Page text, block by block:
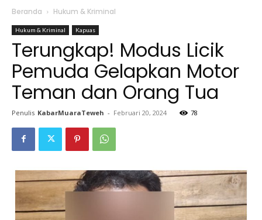
Beranda Hukum & Kriminal
Hukum & Kriminal Kapuas
Terungkap! Modus Licik
Pemuda Gelapkan Motor
Teman dan Orang Tua
Penulis KabarMuaraTeweh - Februari 20, 2024 78